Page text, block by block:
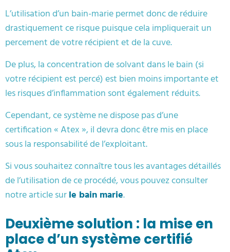
L’utilisation d’un bain-marie permet donc de réduire
drastiquement ce risque puisque cela impliquerait un
percement de votre récipient et de la cuve.
De plus, la concentration de solvant dans le bain (si
votre récipient est percé) est bien moins importante et
les risques d’inflammation sont également réduits.
Cependant, ce système ne dispose pas d’une
certification « Atex », il devra donc être mis en place
sous la responsabilité de l’exploitant.
Si vous souhaitez connaître tous les avantages détaillés
de l’utilisation de ce procédé, vous pouvez consulter
notre article surle bain marie.
Deuxième solution : la mise en
place d’un système certifié